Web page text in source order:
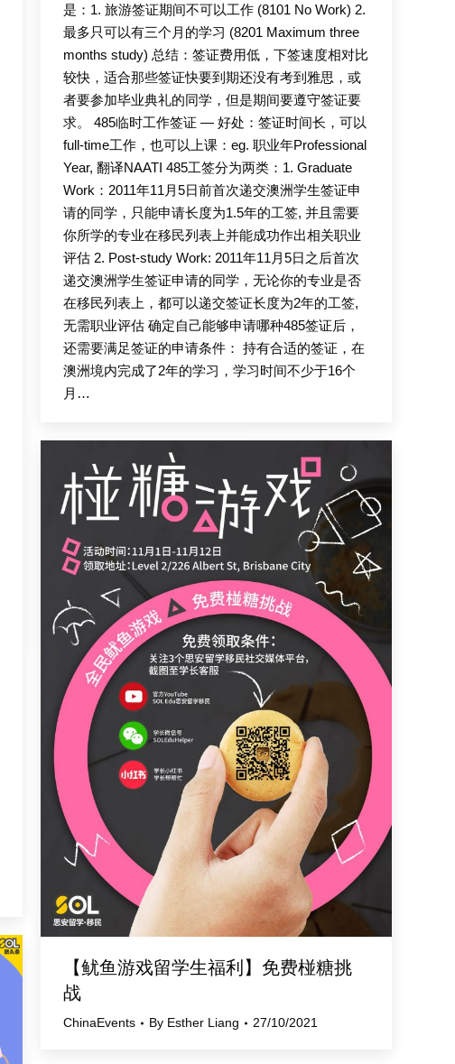
是：1. 旅游签证期间不可以工作 (8101 No Work) 2.
最多只可以有三个月的学习 (8201 Maximum three
months study) 总结：签证费用低，下签速度相对比
较快，适合那些签证快要到期还没有考到雅思，或
者要参加毕业典礼的同学，但是期间要遵守签证要
求。 485临时工作签证 — 好处：签证时间长，可以
full-time工作，也可以上课：eg. 职业年Professional
Year, 翻译NAATI 485工签分为两类：1. Graduate
Work：2011年11月5日前首次递交澳洲学生签证申
请的同学，只能申请长度为1.5年的工签, 并且需要
你所学的专业在移民列表上并能成功作出相关职业
评估 2. Post-study Work: 2011年11月5日之后首次
递交澳洲学生签证申请的同学，无论你的专业是否
在移民列表上，都可以递交签证长度为2年的工签,
无需职业评估 确定自己能够申请哪种485签证后，
还需要满足签证的申请条件： 持有合适的签证，在
澳洲境内完成了2年的学习，学习时间不少于16个
月…
【鱿鱼游戏留学生福利】免费椪糖挑
战
ChinaEvents By Esther Liang 27/10/2021